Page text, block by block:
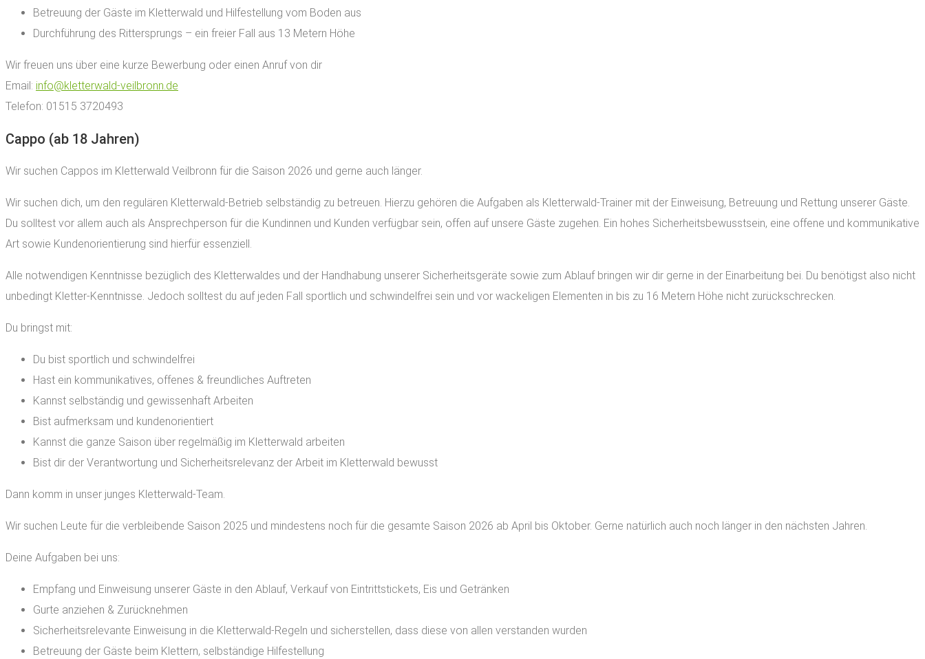
Betreuung der Gäste im Kletterwald und Hilfestellung vom Boden aus
Durchführung des Rittersprungs – ein freier Fall aus 13 Metern Höhe
Wir freuen uns über eine kurze Bewerbung oder einen Anruf von dir
Email: info@kletterwald-veilbronn.de
Telefon: 01515 3720493
Cappo (ab 18 Jahren)
Wir suchen Cappos im Kletterwald Veilbronn für die Saison 2026 und gerne auch länger.
Wir suchen dich, um den regulären Kletterwald-Betrieb selbständig zu betreuen. Hierzu gehören die Aufgaben als Kletterwald-Trainer mit der Einweisung, Betreuung und Rettung unserer Gäste.
Du solltest vor allem auch als Ansprechperson für die Kundinnen und Kunden verfügbar sein, offen auf unsere Gäste zugehen. Ein hohes Sicherheitsbewusstsein, eine offene und kommunikative
Art sowie Kundenorientierung sind hierfür essenziell.
Alle notwendigen Kenntnisse bezüglich des Kletterwaldes und der Handhabung unserer Sicherheitsgeräte sowie zum Ablauf bringen wir dir gerne in der Einarbeitung bei. Du benötigst also nicht
unbedingt Kletter-Kenntnisse. Jedoch solltest du auf jeden Fall sportlich und schwindelfrei sein und vor wackeligen Elementen in bis zu 16 Metern Höhe nicht zurückschrecken.
Du bringst mit:
Du bist sportlich und schwindelfrei
Hast ein kommunikatives, offenes & freundliches Auftreten
Kannst selbständig und gewissenhaft Arbeiten
Bist aufmerksam und kundenorientiert
Kannst die ganze Saison über regelmäßig im Kletterwald arbeiten
Bist dir der Verantwortung und Sicherheitsrelevanz der Arbeit im Kletterwald bewusst
Dann komm in unser junges Kletterwald-Team.
Wir suchen Leute für die verbleibende Saison 2025 und mindestens noch für die gesamte Saison 2026 ab April bis Oktober. Gerne natürlich auch noch länger in den nächsten Jahren.
Deine Aufgaben bei uns:
Empfang und Einweisung unserer Gäste in den Ablauf, Verkauf von Eintrittstickets, Eis und Getränken
Gurte anziehen & Zurücknehmen
Sicherheitsrelevante Einweisung in die Kletterwald-Regeln und sicherstellen, dass diese von allen verstanden wurden
Betreuung der Gäste beim Klettern, selbständige Hilfestellung